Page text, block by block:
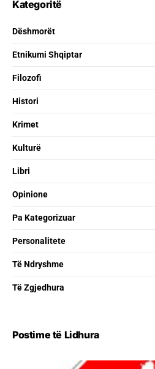
Kategoritë
Dëshmorët
Etnikumi Shqiptar
Filozofi
Histori
Krimet
Kulturë
Libri
Opinione
Pa Kategorizuar
Personalitete
Të Ndryshme
Të Zgjedhura
Postime të Lidhura